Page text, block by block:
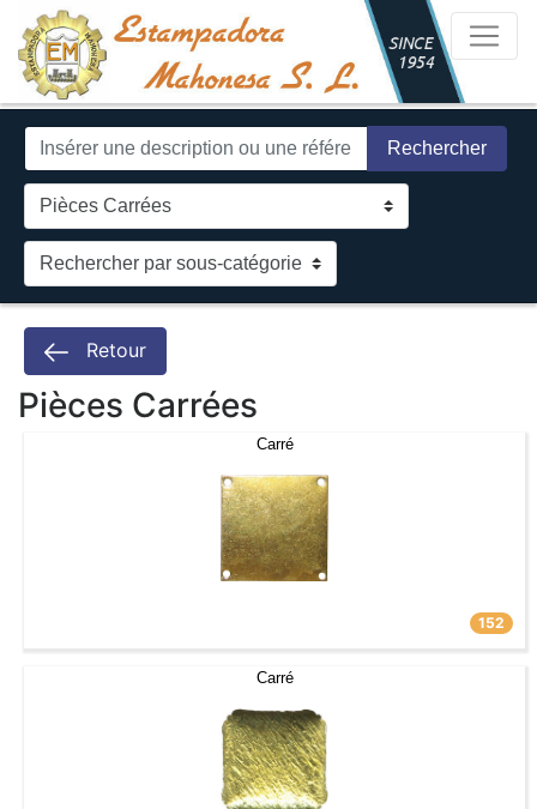
Rechercher
Retour
Pièces Carrées
Carré
152
Carré